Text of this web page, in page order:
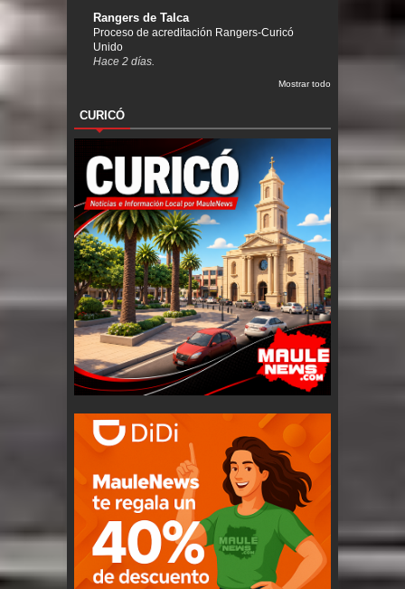
Rangers de Talca
Proceso de acreditación Rangers-Curicó
Unido
Hace 2 días.
Mostrar todo
CURICÓ